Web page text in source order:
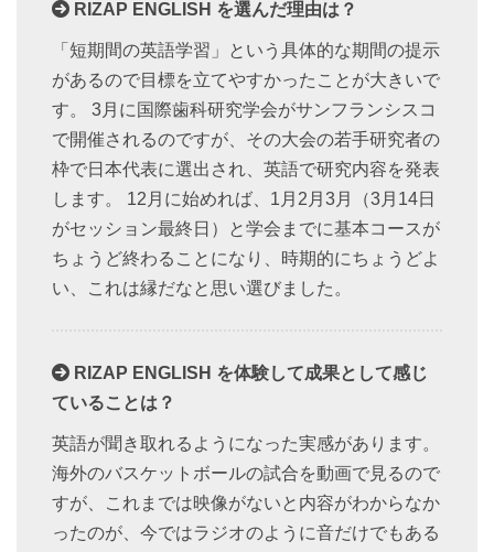
RIZAP ENGLISH を選んだ理由は？
「短期間の英語学習」という具体的な期間の提示
があるので目標を立てやすかったことが大きいで
す。 3月に国際歯科研究学会がサンフランシスコ
で開催されるのですが、その大会の若手研究者の
枠で日本代表に選出され、英語で研究内容を発表
します。 12月に始めれば、1月2月3月（3月14日
がセッション最終日）と学会までに基本コースが
ちょうど終わることになり、時期的にちょうどよ
い、これは縁だなと思い選びました。
RIZAP ENGLISH を体験して成果として感じ
ていることは？
英語が聞き取れるようになった実感があります。
海外のバスケットボールの試合を動画で見るので
すが、これまでは映像がないと内容がわからなか
ったのが、今ではラジオのように音だけでもある